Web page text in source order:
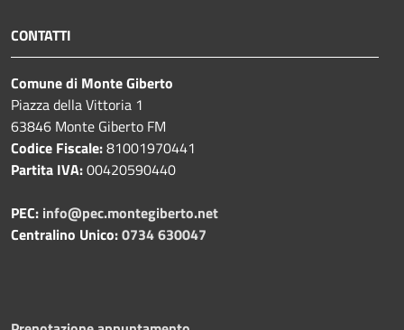
CONTATTI
Comune di Monte Giberto
Piazza della Vittoria 1
63846 Monte Giberto FM
Codice Fiscale:81001970441
Partita IVA:00420590440
PEC: info@pec.montegiberto.net
Centralino Unico:0734 630047